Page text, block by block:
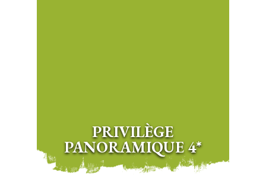
PRIVILÈGE
PANORAMIQUE 4*